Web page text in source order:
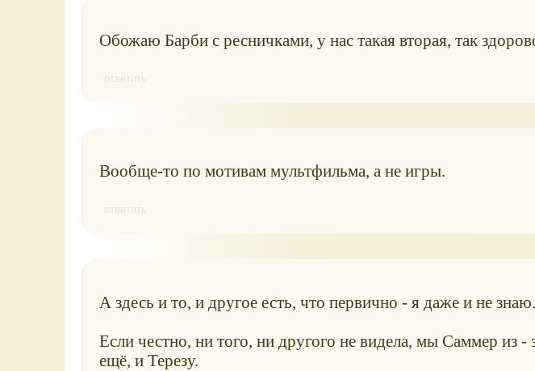
Обожаю Барби с ресничками, у нас такая вторая, так
ответить
Вообще-то по мотивам мультфильма, а не игры.
ответить
А здесь и то, и другое есть, что первично - я даже и не знаю.
Если честно, ни того, ни другого не видела, мы Саммер из -
ещё, и Терезу.